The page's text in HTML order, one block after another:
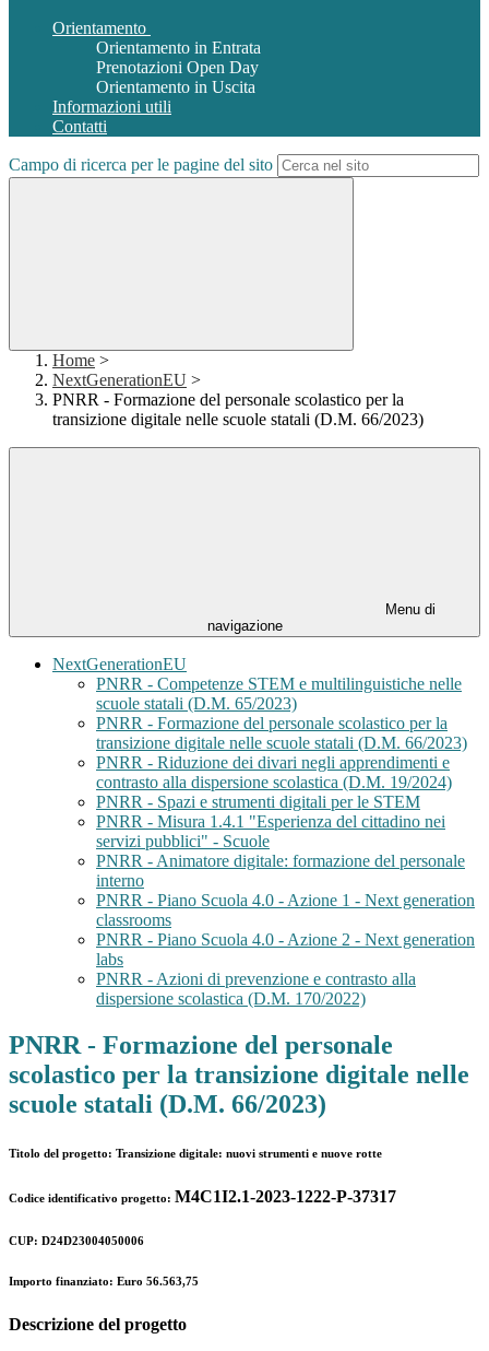
Orientamento
Orientamento in Entrata
Prenotazioni Open Day
Orientamento in Uscita
Informazioni utili
Contatti
Campo di ricerca per le pagine del sito
Home >
NextGenerationEU >
PNRR - Formazione del personale scolastico per la
transizione digitale nelle scuole statali (D.M. 66/2023)
Menu di
navigazione
NextGenerationEU
PNRR - Competenze STEM e multilinguistiche nelle
scuole statali (D.M. 65/2023)
PNRR - Formazione del personale scolastico per la
transizione digitale nelle scuole statali (D.M. 66/2023)
PNRR - Riduzione dei divari negli apprendimenti e
contrasto alla dispersione scolastica (D.M. 19/2024)
PNRR - Spazi e strumenti digitali per le STEM
PNRR - Misura 1.4.1 "Esperienza del cittadino nei
servizi pubblici" - Scuole
PNRR - Animatore digitale: formazione del personale
interno
PNRR - Piano Scuola 4.0 - Azione 1 - Next generation
classrooms
PNRR - Piano Scuola 4.0 - Azione 2 - Next generation
labs
PNRR - Azioni di prevenzione e contrasto alla
dispersione scolastica (D.M. 170/2022)
PNRR - Formazione del personale
scolastico per la transizione digitale nelle
scuole statali (D.M. 66/2023)
Titolo del progetto: Transizione digitale: nuovi strumenti e nuove rotte
Codice identificativo progetto: M4C1I2.1-2023-1222-P-37317
CUP: D24D23004050006
Importo finanziato: Euro 56.563,75
Descrizione del progetto